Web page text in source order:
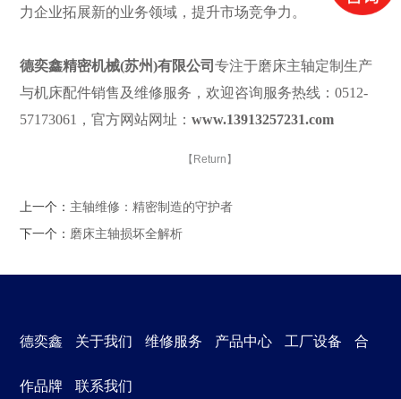
力企业拓展新的业务领域，提升市场竞争力。
德奕鑫精密机械(苏州)有限公司专注于磨床主轴定制生产
与机床配件销售及维修服务，欢迎咨询服务热线：0512-
57173061，官方网站网址：www.13913257231.com
【Return】
上一个： 主轴维修：精密制造的守护者
下一个： 磨床主轴损坏全解析
德奕鑫 关于我们 维修服务 产品中心 工厂设备 合
作品牌 联系我们